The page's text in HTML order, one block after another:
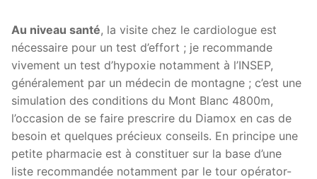
Au niveau santé, la visite chez le cardiologue est
nécessaire pour un test d’effort ; je recommande
vivement un test d’hypoxie notamment à l’INSEP,
généralement par un médecin de montagne ; c’est une
simulation des conditions du Mont Blanc 4800m,
l’occasion de se faire prescrire du Diamox en cas de
besoin et quelques précieux conseils. En principe une
petite pharmacie est à constituer sur la base d’une
liste recommandée notamment par le tour opérator-